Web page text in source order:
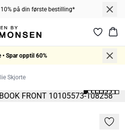
på din første bestilling*
• Spar opptil 60%
Skjorte